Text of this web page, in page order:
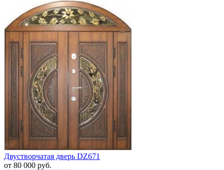
Двустворчатая дверь DZ671
от 80 000 руб.